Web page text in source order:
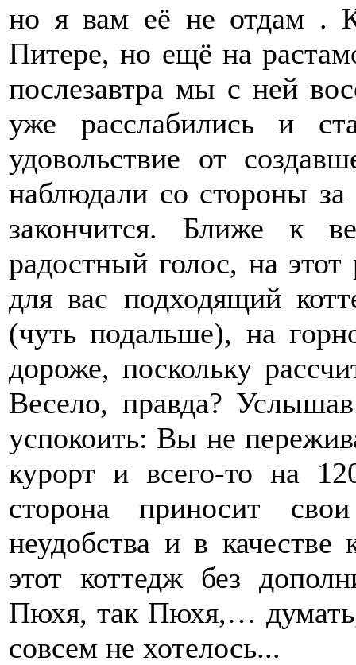
но я вам её не отдам .
Питере, но ещё на
послезавтра мы с ней
уже расслабились и
удовольствие от
наблюдали со стороны
закончится. Ближе к
радостный голос, на
для вас подходящий
(чуть подальше), на
дороже, поскольку
Весело, правда?
успокоить: Вы не
курорт и всего-то на
сторона приносит
неудобства и в качестве
этот коттедж без
Пюхя, так Пюхя,…
совсем не хотелось...